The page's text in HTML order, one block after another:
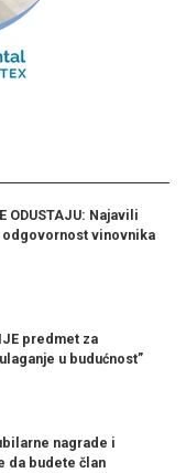
ODUSTAJU: Najavili
vinovnika
predmet za
u budućnost”
nagrade i
da budete član